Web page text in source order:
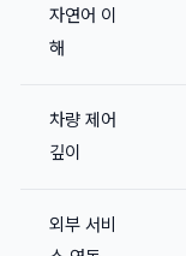
자연어 이
해
차량 제어
깊이
외부 서비